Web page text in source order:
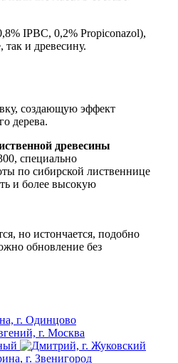
IPBC, 0,2% Propiconazol),
и древесину.
создающую эффект
дерева.
древесины
специально
по сибирской лиственнице
и более высокую
но истончается, подобно
обновление без